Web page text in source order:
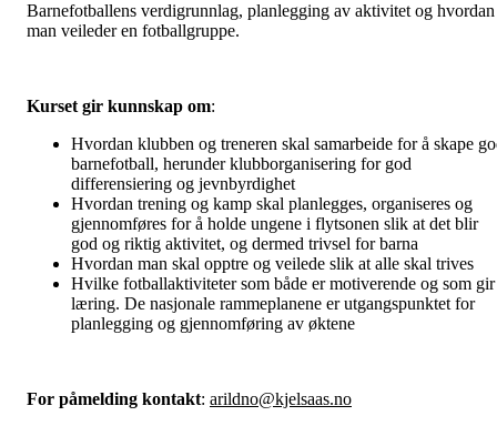
Barnefotballens verdigrunnlag, planlegging av aktivitet og hvordan
man veileder en fotballgruppe.
Kurset gir kunnskap om:
Hvordan klubben og treneren skal samarbeide for å skape
barnefotball, herunder klubborganisering for god
differensiering og jevnbyrdighet
Hvordan trening og kamp skal planlegges, organiseres og
gjennomføres for å holde ungene i flytsonen slik at det blir
god og riktig aktivitet, og dermed trivsel for barna
Hvordan man skal opptre og veilede slik at alle skal trives
Hvilke fotballaktiviteter som både er motiverende og som gir
læring. De nasjonale rammeplanene er utgangspunktet for
planlegging og gjennomføring av øktene
For påmelding kontakt: arildno@kjelsaas.no